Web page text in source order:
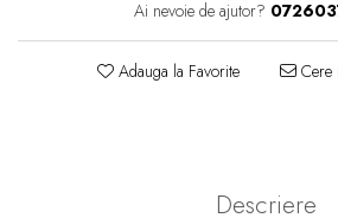
Ai nevoie de ajutor?
Adauga la Favorite Cere
Descriere